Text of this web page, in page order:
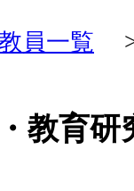
員一覧 >
教育研